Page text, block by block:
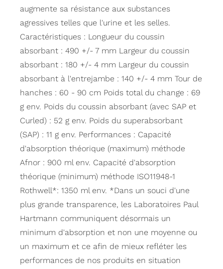
augmente sa résistance aux substances
agressives telles que l'urine et les selles.
Caractéristiques : Longueur du coussin
absorbant : 490 +/- 7 mm Largeur du coussin
absorbant : 180 +/- 4 mm Largeur du coussin
absorbant à l'entrejambe : 140 +/- 4 mm Tour de
hanches : 60 - 90 cm Poids total du change : 69
g env. Poids du coussin absorbant (avec SAP et
Curled) : 52 g env. Poids du superabsorbant
(SAP) : 11 g env. Performances : Capacité
d'absorption théorique (maximum) méthode
Afnor : 900 ml env. Capacité d'absorption
théorique (minimum) méthode ISO11948-1
Rothwell*: 1350 ml env. *Dans un souci d'une
plus grande transparence, les Laboratoires Paul
Hartmann communiquent désormais un
minimum d'absorption et non une moyenne ou
un maximum et ce afin de mieux refléter les
performances de nos produits en situation